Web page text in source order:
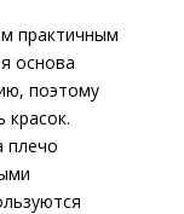
практичным
основа
поэтому
красок.
плечо